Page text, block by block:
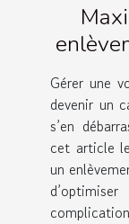
Gérer une
devenir un
s’en
cet article
un